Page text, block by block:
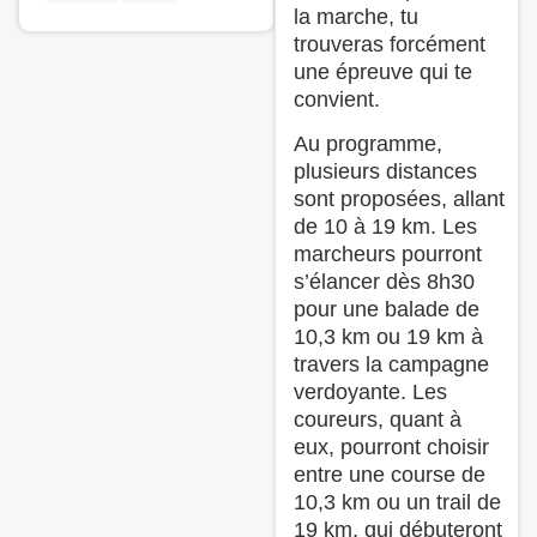
la marche, tu
trouveras forcément
une épreuve qui te
convient.
Au programme,
plusieurs distances
sont proposées, allant
de 10 à 19 km. Les
marcheurs pourront
s’élancer dès 8h30
pour une balade de
10,3 km ou 19 km à
travers la campagne
verdoyante. Les
coureurs, quant à
eux, pourront choisir
entre une course de
10,3 km ou un trail de
19 km, qui débuteront